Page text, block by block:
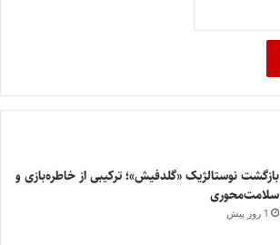
بازگشت نوستالژیک «گلدفیش»؛ ترکیبی از خاطره‌بازی و
سلامت‌محوری
1 روز پیش